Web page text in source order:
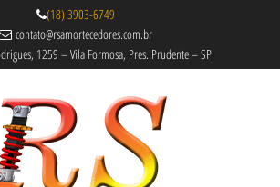
(18) 3903-6749
contato@rsamortecedores.com.br
1259 – Vila Formosa, Pres. Prudente – SP